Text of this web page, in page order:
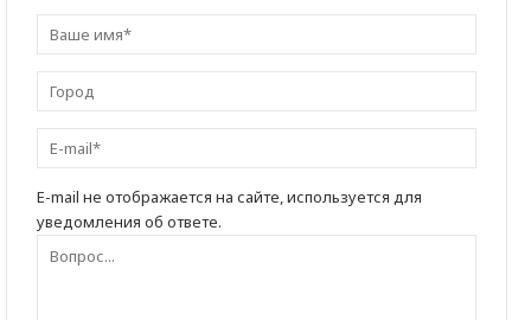
E-mail не отображается на сайте, используется для
уведомления об ответе.